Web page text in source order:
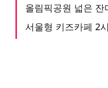
올림픽공원 넓은
서울형 키즈카페 2